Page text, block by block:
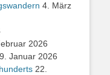
4. März
2026
Januar 2026
22.